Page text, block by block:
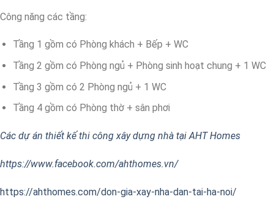
Công năng các tầng:
Tầng 1 gồm có Phòng khách + Bếp + WC
Tầng 2 gồm có Phòng ngủ + Phòng sinh hoạt chung + 1 WC
Tầng 3 gồm có 2 Phòng ngủ + 1 WC
Tầng 4 gồm có Phòng thờ + sân phơi
Các dự án thiết kế thi công xây dựng nhà tại AHT Homes
https://www.facebook.com/ahthomes.vn/
https://ahthomes.com/don-gia-xay-nha-dan-tai-ha-noi/